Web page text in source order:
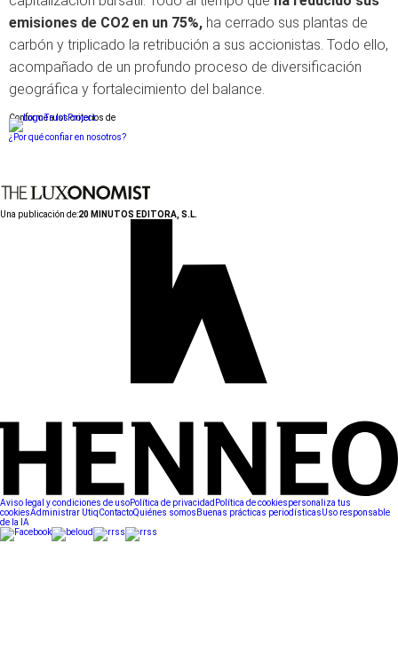
emisiones de CO2 en un 75%, ha cerrado sus plantas de
carbón y triplicado la retribución a sus accionistas. Todo ello,
acompañado de un profundo proceso de diversificación
geográfica y fortalecimiento del balance.
Conforme a los criterios de
¿Por qué confiar en nosotros?
Una publicación de:20 MINUTOS EDITORA, S.L.
Aviso legal y condiciones de usoPolítica de privacidad Política de cookiespersonaliza tus
cookiesAdministrar UtiqContactoQuiénes somos Buenas prácticas periodísticasUso responsable
de la IA